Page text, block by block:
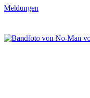
Meldungen